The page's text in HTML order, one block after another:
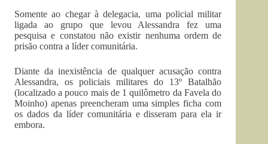
Somente ao chegar à delegacia, uma policial militar
ligada ao grupo que levou Alessandra fez uma
pesquisa e constatou não existir nenhuma ordem de
prisão contra a líder comunitária.
Diante da inexistência de qualquer acusação contra
Alessandra, os policiais militares do 13º Batalhão
(localizado a pouco mais de 1 quilômetro da Favela do
Moinho) apenas preencheram uma simples ficha com
os dados da líder comunitária e disseram para ela ir
embora.